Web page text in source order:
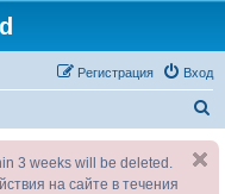
Вход
Регистрация
3 weeks will be deleted.
на сайте в течения